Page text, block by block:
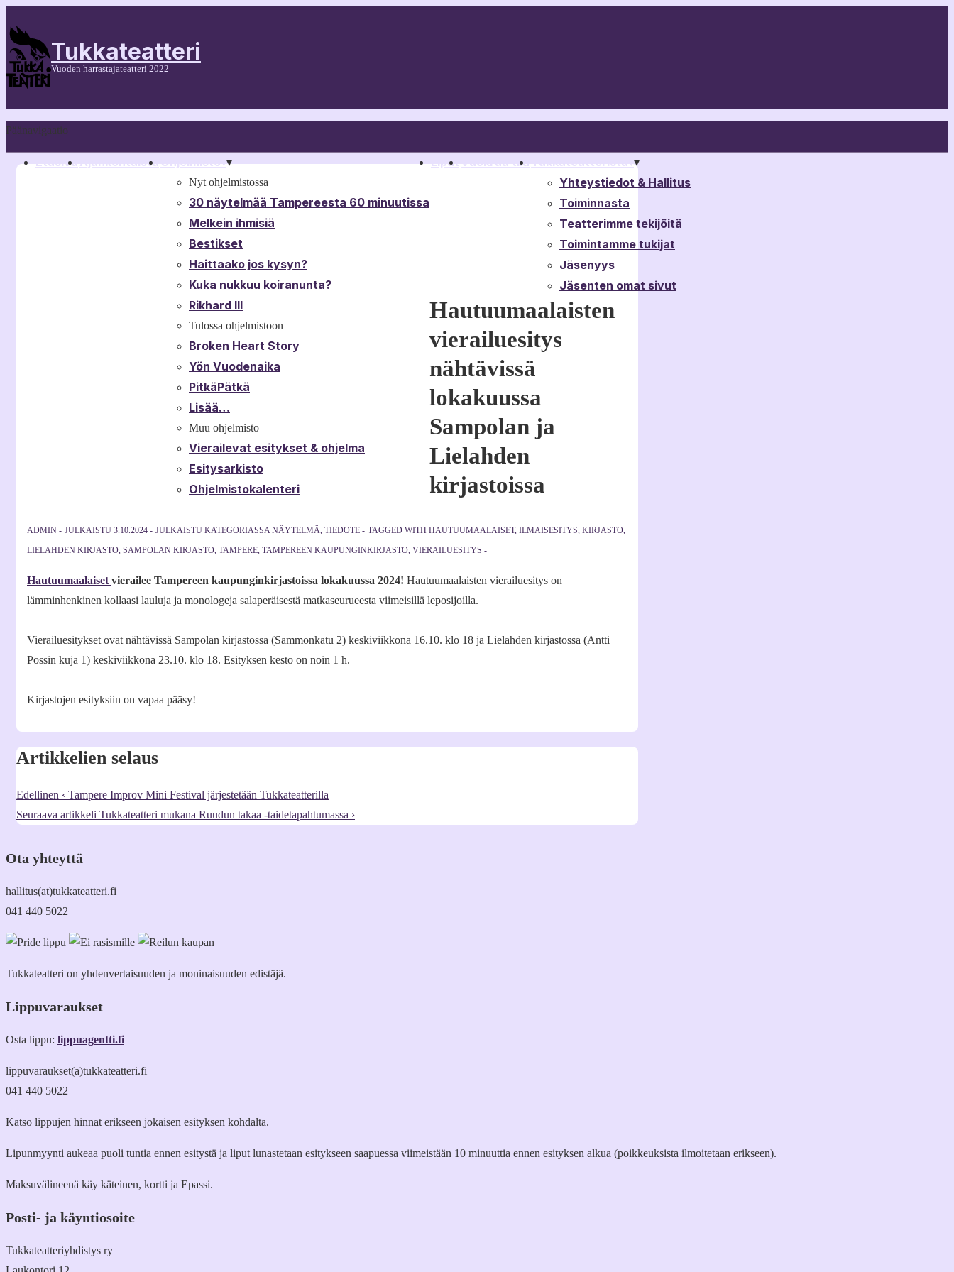
Tukkateatteri
Vuoden harrastajateatteri 2022
Päänavigaatio
EtusivuAjankohtaistaOhjelmisto▾▾
Nyt ohjelmistossa
30 näytelmää Tampereesta 60 minuutissa
Melkein ihmisiä
Bestikset
Haittaako jos kysyn?
Kuka nukkuu koiranunta?
Rikhard III
Tulossa ohjelmistoon
Broken Heart Story
Yön Vuodenaika
PitkäPätkä
Lisää…
Muu ohjelmisto
Vierailevat esitykset & ohjelma
Esitysarkisto
Ohjelmistokalenteri
LiputVuokraa tilaTukkateatterista▾▾
Yhteystiedot & Hallitus
Toiminnasta
Teatterimme tekijöitä
Toimintamme tukijat
Jäsenyys
Jäsenten omat sivut
Hautuumaalaisten
vierailuesitys
nähtävissä
lokakuussa
Sampolan ja
Lielahden
kirjastoissa
ADMIN JULKAISTU 3.10.2024 JULKAISTU KATEGORIASSA NÄYTELMÄ TIEDOTE TAGGED WITH HAUTUUMAALAISET, ILMAISESITYS KIRJASTO
LIELAHDEN KIRJASTO SAMPOLAN KIRJASTO TAMPERE TAMPEREEN KAUPUNGINKIRJASTO VIERAILUESITYS
Hautuumaalaiset vierailee Tampereen kaupunginkirjastoissa lokakuussa 2024! Hautuumaalaisten vierailuesitys on
lämminhenkinen kollaasi lauluja ja monologeja salaperäisestä matkaseurueesta viimeisillä leposijoilla.
Vierailuesitykset ovat nähtävissä Sampolan kirjastossa (Sammonkatu 2) keskiviikkona 16.10. klo 18 ja Lielahden kirjastossa (Antti
Possin kuja 1) keskiviikkona 23.10. klo 18. Esityksen kesto on noin 1 h.
Kirjastojen esityksiin on vapaa pääsy!
Artikkelien selaus
Edellinen ‹ Tampere Improv Mini Festival järjestetään Tukkateatterilla
Seuraava artikkeli Tukkateatteri mukana Ruudun takaa -taidetapahtumassa ›
Ota yhteyttä
hallitus(at)tukkateatteri.fi
041 440 5022
Tukkateatteri on yhdenvertaisuuden ja moninaisuuden edistäjä.
Lippuvaraukset
Osta lippu: lippuagentti.fi
lippuvaraukset(a)tukkateatteri.fi
041 440 5022
Katso lippujen hinnat erikseen jokaisen esityksen kohdalta.
Lipunmyynti aukeaa puoli tuntia ennen esitystä ja liput lunastetaan esitykseen saapuessa viimeistään 10 minuuttia ennen esityksen alkua (poikkeuksista ilmoitetaan erikseen).
Maksuvälineenä käy käteinen, kortti ja Epassi.
Posti- ja käyntiosoite
Tukkateatteriyhdistys ry